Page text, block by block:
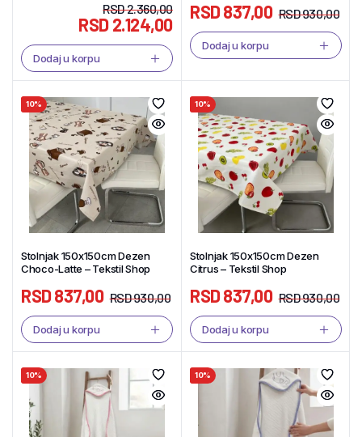
RSD2.360,00
RSD2.124,00
Dodaj u korpu
RSD930,00
RSD837,00
Dodaj u korpu
10%
Stolnjak 150x150cm Dezen
Choco-Latte – Tekstil Shop
RSD930,00
RSD837,00
Dodaj u korpu
10%
Stolnjak 150x150cm Dezen
Citrus – Tekstil Shop
RSD930,00
RSD837,00
Dodaj u korpu
10% 10%